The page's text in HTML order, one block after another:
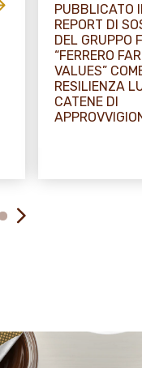
PUBBLICATO
REPORT DI
DEL GRUPPO
“FERRERO
VALUES”
RESILIENZA
CATENE DI